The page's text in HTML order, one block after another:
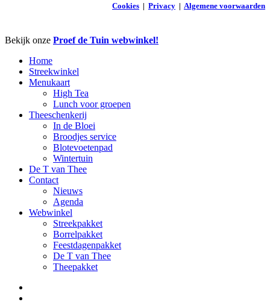
Cookies | Privacy | Algemene voorwaarden
Close
Bekijk onze Proef de Tuin webwinkel!
Home
Streekwinkel
Menukaart
High Tea
Lunch voor groepen
Theeschenkerij
In de Bloei
Broodjes service
Blotevoetenpad
Wintertuin
De T van Thee
Contact
Nieuws
Agenda
Webwinkel
Streekpakket
Borrelpakket
Feestdagenpakket
De T van Thee
Theepakket